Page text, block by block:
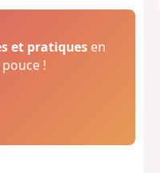
et pratiques en
!